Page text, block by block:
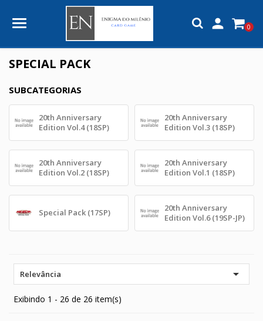
 0
SPECIAL PACK
SUBCATEGORIAS
20th Anniversary
Edition Vol.4 (18SP)
20th Anniversary
Edition Vol.3 (18SP)
20th Anniversary
Edition Vol.2 (18SP)
20th Anniversary
Edition Vol.1 (18SP)
Special Pack (17SP)
20th Anniversary
Edition Vol.6 (19SP-JP)
Relevância 
Exibindo 1 - 26 de 26 item(s)